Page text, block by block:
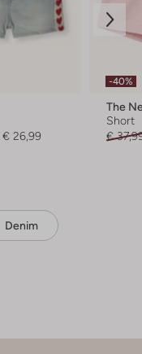
€ 26,99
-40%
The
Short
€
Denim